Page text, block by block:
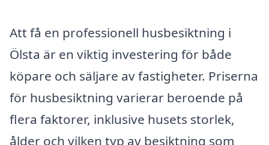
Att få en professionell husbesiktning i
Ölsta är en viktig investering för både
köpare och säljare av fastigheter. Priserna
för husbesiktning varierar beroende på
flera faktorer, inklusive husets storlek,
ålder och vilken typ av besiktning som